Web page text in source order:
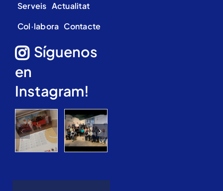
Serveis Actualitat
Col·labora Contacte
Síguenos
en
Instagram!